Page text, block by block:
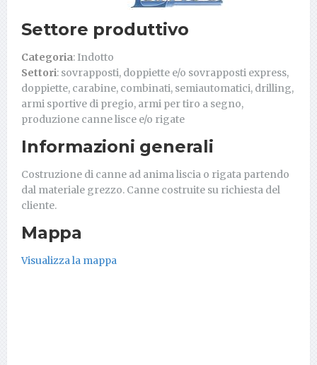
Settore produttivo
Categoria: Indotto
Settori: sovrapposti, doppiette e/o sovrapposti express,
doppiette, carabine, combinati, semiautomatici, drilling,
armi sportive di pregio, armi per tiro a segno,
produzione canne lisce e/o rigate
Informazioni generali
Costruzione di canne ad anima liscia o rigata partendo
dal materiale grezzo. Canne costruite su richiesta del
cliente.
Mappa
Visualizza la mappa